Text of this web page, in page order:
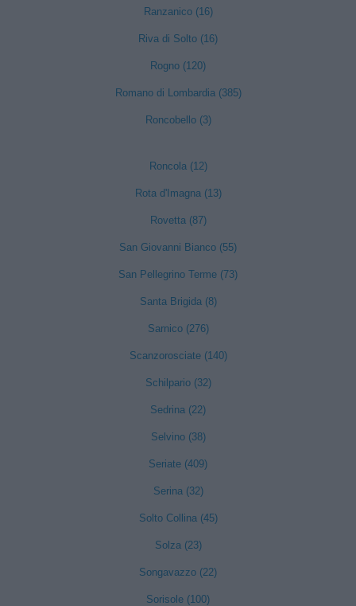
Ranzanico (16)
Riva di Solto (16)
Rogno (120)
Romano di Lombardia (385)
Roncobello (3)
Roncola (12)
Rota d'Imagna (13)
Rovetta (87)
San Giovanni Bianco (55)
San Pellegrino Terme (73)
Santa Brigida (8)
Sarnico (276)
Scanzorosciate (140)
Schilpario (32)
Sedrina (22)
Selvino (38)
Seriate (409)
Serina (32)
Solto Collina (45)
Solza (23)
Songavazzo (22)
Sorisole (100)